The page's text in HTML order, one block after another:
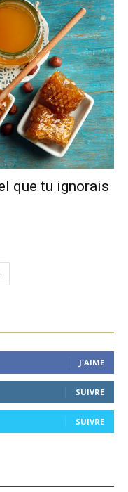
que tu ignorais
J'AIME
SUIVRE
SUIVRE